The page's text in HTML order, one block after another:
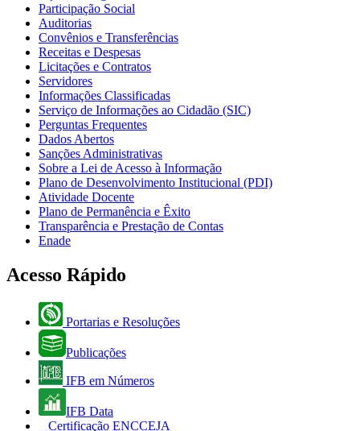
Participação Social
Auditorias
Convênios e Transferências
Receitas e Despesas
Licitações e Contratos
Servidores
Informações Classificadas
Serviço de Informações ao Cidadão (SIC)
Perguntas Frequentes
Dados Abertos
Sanções Administrativas
Sobre a Lei de Acesso à Informação
Plano de Desenvolvimento Institucional (PDI)
Atividade Docente
Plano de Permanência e Êxito
Transparência e Prestação de Contas
Enade
Acesso Rápido
Portarias e Resoluções
Publicações
IFB em Números
IFB Data
Certificação ENCCEJA